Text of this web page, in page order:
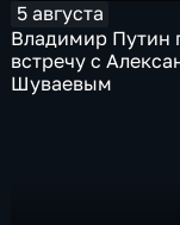
5 августа
Владимир Путин
встречу с
Шуваевым